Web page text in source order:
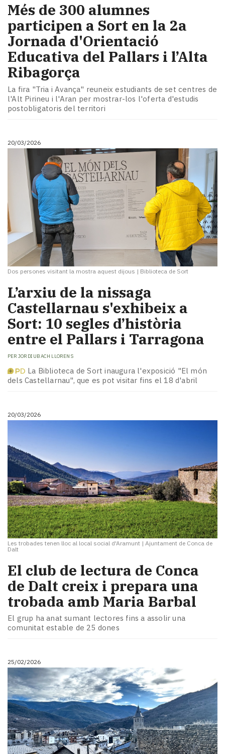
Més de 300 alumnes
participen a Sort en la 2a
Jornada d'Orientació
Educativa del Pallars i l’Alta
Ribagorça
La fira "Tria i Avança" reuneix estudiants de set centres de
l'Alt Pirineu i l'Aran per mostrar-los l'oferta d'estudis
postobligatoris del territori
20/03/2026
Dos persones visitant la mostra aquest dijous | Biblioteca de Sort
L’arxiu de la nissaga
Castellarnau s'exhibeix a
Sort: 10 segles d’història
entre el Pallars i Tarragona
PER JORDI UBACH LLORENS
La Biblioteca de Sort inaugura l'exposició "El món
dels Castellarnau", que es pot visitar fins el 18 d'abril
20/03/2026
Les trobades tenen lloc al local social d'Aramunt | Ajuntament de Conca de
Dalt
El club de lectura de Conca
de Dalt creix i prepara una
trobada amb Maria Barbal
El grup ha anat sumant lectores fins a assolir una
comunitat estable de 25 dones
25/02/2026